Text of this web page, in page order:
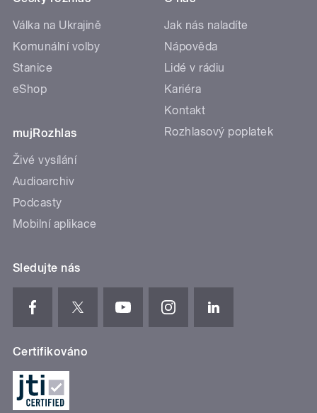
Válka na Ukrajině
Komunální volby
Stanice
eShop
mujRozhlas
Živé vysílání
Audioarchiv
Podcasty
Mobilní aplikace
Jak nás naladíte
Nápověda
Lidé v rádiu
Kariéra
Kontakt
Rozhlasový poplatek
Sledujte nás
Certifikováno